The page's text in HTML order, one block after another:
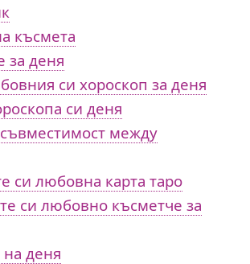
късмета
за деня
си хороскоп за деня
си деня
между
си любовна карта таро
си любовно късметче за
деня